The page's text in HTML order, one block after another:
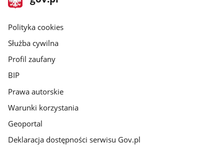
gov.pl
gov.pl
Polityka cookies
Służba cywilna
Profil zaufany
BIP
Prawa autorskie
Warunki korzystania
Geoportal
Deklaracja dostępności serwisu Gov.pl